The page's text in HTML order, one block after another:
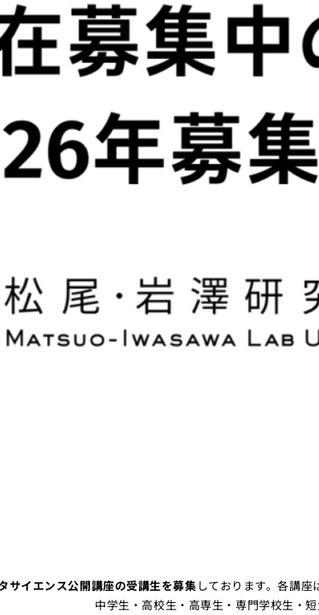
サイエンス公開講座の受講生を募集 しております。各講
中学生・高校生・高専生・専門学校生・